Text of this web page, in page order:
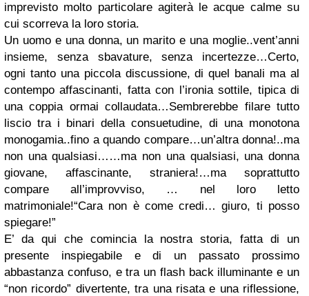
imprevisto molto particolare agiterà le acque calme su
cui scorreva la loro storia.
Un uomo e una donna, un marito e una moglie..vent’anni
insieme, senza sbavature, senza incertezze…Certo,
ogni tanto una piccola discussione, di quel banali ma al
contempo affascinanti, fatta con l’ironia sottile, tipica di
una coppia ormai collaudata…Sembrerebbe filare tutto
liscio tra i binari della consuetudine, di una monotona
monogamia..fino a quando compare…un’altra donna!..ma
non una qualsiasi… …ma non una qualsiasi, una donna
giovane, affascinante, straniera!…ma soprattutto
compare all’improvviso, … nel loro letto
matrimoniale!“Cara non è come credi… giuro, ti posso
spiegare!”
E’ da qui che comincia la nostra storia, fatta di un
presente inspiegabile e di un passato prossimo
abbastanza confuso, e tra un flash back illuminante e un
“non ricordo” divertente, tra una risata e una riflessione,